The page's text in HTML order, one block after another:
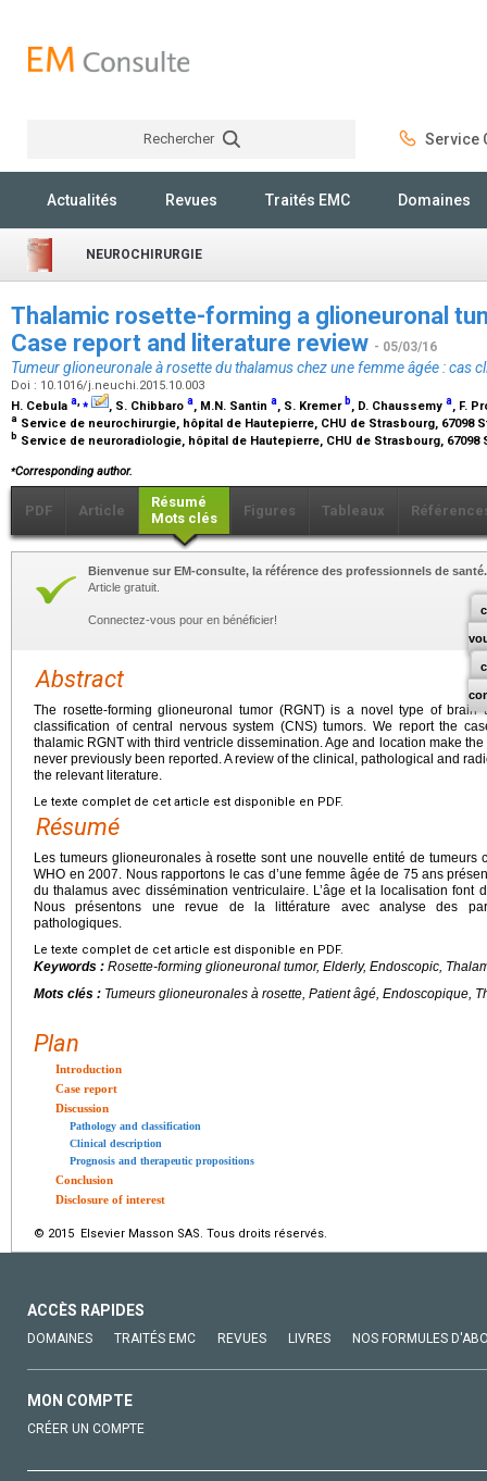
Rechercher Service
Actualités Revues Traités EMC Domaines
NEUROCHIRURGIE
Thalamic rosette-forming a glioneuronal
Case report and literature review - 05/03/16
Tumeur glioneuronale à rosette du thalamus chez une femme âgée : cas
Doi : 10.1016/j.neuchi.2015.10.003
H. Cebula a,⁎ , S. Chibbaro a, M.N. Santin a, S. Kremer b, D. Chaussemy a, F.
a Service de neurochirurgie, hôpital de Hautepierre, CHU de Strasbourg, 67098
b Service de neuroradiologie, hôpital de Hautepierre, CHU de Strasbourg,
⁎Corresponding author.
PDF Article
Résumé
Mots clés
Figures Tableaux
Bienvenue sur EM-consulte, la référence des professionnels de santé.
Article gratuit.
Connectez-vous pour en bénéficier!
Abstract
The rosette-forming glioneuronal tumor (RGNT) is a novel type of
classification of central nervous system (CNS) tumors. We report the
thalamic RGNT with third ventricle dissemination. Age and location make
never previously been reported. A review of the clinical, pathological and
the relevant literature.
Le texte complet de cet article est disponible en PDF.
Résumé
Les tumeurs glioneuronales à rosette sont une nouvelle entité de tumeurs
WHO en 2007. Nous rapportons le cas d’une femme âgée de 75 ans
du thalamus avec dissémination ventriculaire. L’âge et la localisation font
Nous présentons une revue de la littérature avec analyse des
pathologiques.
Le texte complet de cet article est disponible en PDF.
Keywords : Rosette-forming glioneuronal tumor, Elderly, Endoscopic,
Mots clés : Tumeurs glioneuronales à rosette, Patient âgé, Endoscopique,
Plan
Introduction
Case report
Discussion
Pathology and classification
Clinical description
Prognosis and therapeutic propositions
Conclusion
Disclosure of interest
© 2015 Elsevier Masson SAS. Tous droits réservés.
ACCÈS RAPIDES
DOMAINES TRAITÉS EMC REVUES LIVRES NOS FORMULES
MON COMPTE
CRÉER UN COMPTE